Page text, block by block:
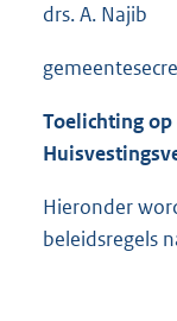
drs. A.
Toelichting op
Hieronder
beleidsregels